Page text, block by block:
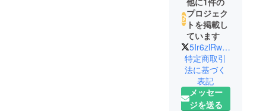
プロジェク
トを掲載し
ています
5Ir6zlRwDN7HmKk
特定商取引
法に基づく
表記
メッセー
ジを送る